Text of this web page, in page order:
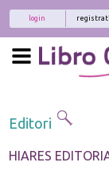
registrati
login
Editori
HIARES